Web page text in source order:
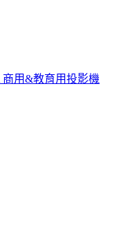
商用&教育用投影機